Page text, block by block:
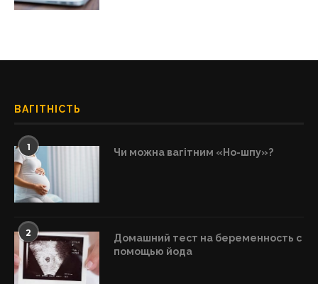
ВАГІТНІСТЬ
1 Чи можна вагітним «Но-шпу»?
2
Домашний тест на беременность с
помощью йода